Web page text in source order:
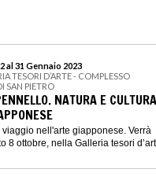
al 31 Gennaio 2023
TESORI D’ARTE - COMPLESSO
SAN PIETRO
NATURA E CULTURA
nell'arte giapponese. Verrà
8 ottobre, nella Galleria tesori